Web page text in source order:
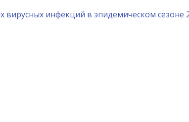
инфекций в эпидемическом сезоне